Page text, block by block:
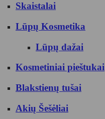
Skaistalai
Lūpų Kosmetika
Lūpų dažai
Kosmetiniai pieštukai
Blakstienų tušai
Akių Šešėliai